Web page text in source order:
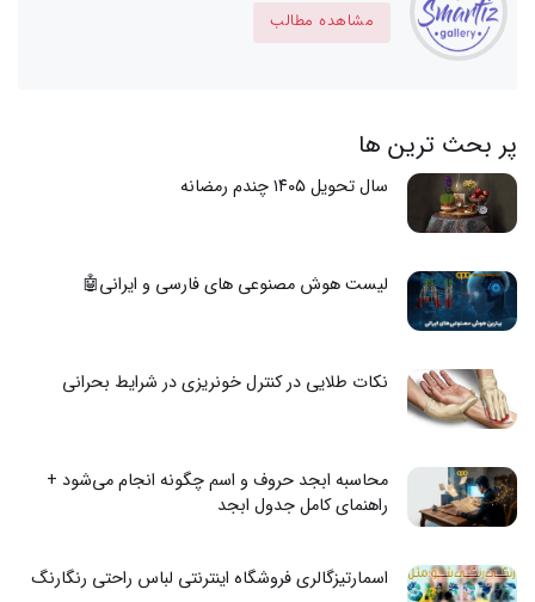
مشاهده مطالب
پر بحث ترین ها
سال تحویل ۱۴۰۵ چندم رمضانه
لیست هوش مصنوعی های فارسی و ایرانی🤖
نکات طلایی در کنترل خونریزی در شرایط بحرانی
محاسبه ابجد حروف و اسم چگونه انجام می‌شود +
راهنمای کامل جدول ابجد
اسمارتیزگالری فروشگاه اینترنتی لباس راحتی رنگارنگ